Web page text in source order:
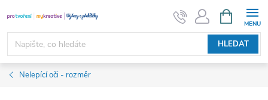
na
obsah
HLEDAT
NÁKUPNÍ
KOŠÍK
Nelepící oči - rozměr